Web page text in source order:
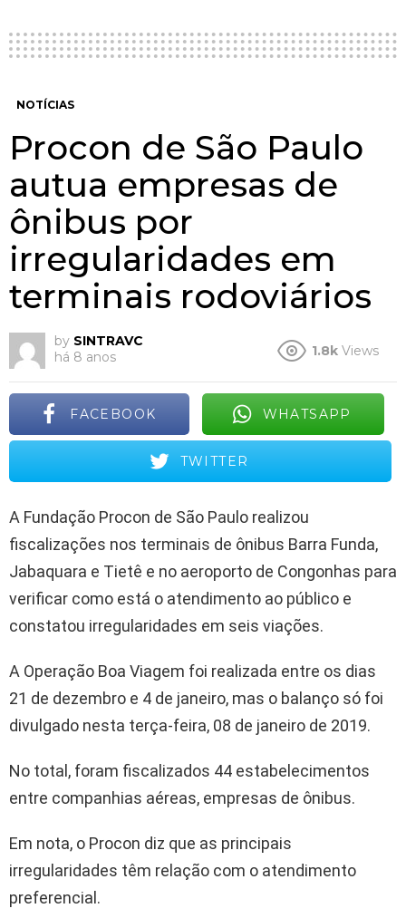
NOTÍCIAS
Procon de São Paulo
autua empresas de
ônibus por
irregularidades em
terminais rodoviários
by SINTRAVC
há 8 anos
1.8k Views
FACEBOOK WHATSAPP
TWITTER
A Fundação Procon de São Paulo realizou
fiscalizações nos terminais de ônibus Barra Funda,
Jabaquara e Tietê e no aeroporto de Congonhas para
verificar como está o atendimento ao público e
constatou irregularidades em seis viações.
A Operação Boa Viagem foi realizada entre os dias
21 de dezembro e 4 de janeiro, mas o balanço só foi
divulgado nesta terça-feira, 08 de janeiro de 2019.
No total, foram fiscalizados 44 estabelecimentos
entre companhias aéreas, empresas de ônibus.
Em nota, o Procon diz que as principais
irregularidades têm relação com o atendimento
preferencial.